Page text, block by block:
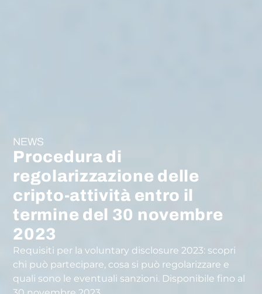
NEWS
Procedura di
regolarizzazione delle
cripto-attività entro il
termine del 30 novembre
2023
Requisiti per la voluntary disclosure 2023: scopri
chi può partecipare, cosa si può regolarizzare e
quali sono le eventuali sanzioni. Disponibile fino al